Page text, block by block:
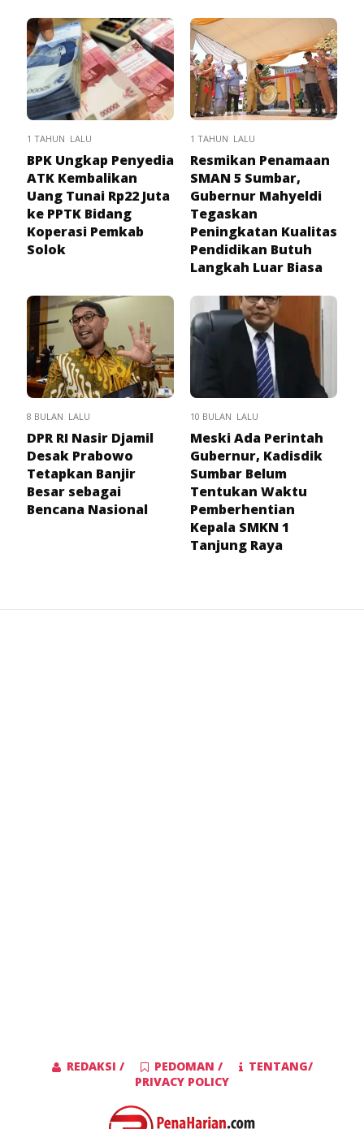
1 TAHUN LALU
BPK Ungkap Penyedia
ATK Kembalikan
Uang Tunai Rp22 Juta
ke PPTK Bidang
Koperasi Pemkab
Solok
1 TAHUN LALU
Resmikan Penamaan
SMAN 5 Sumbar,
Gubernur Mahyeldi
Tegaskan
Peningkatan Kualitas
Pendidikan Butuh
Langkah Luar Biasa
8 BULAN LALU
DPR RI Nasir Djamil
Desak Prabowo
Tetapkan Banjir
Besar sebagai
Bencana Nasional
10 BULAN LALU
Meski Ada Perintah
Gubernur, Kadisdik
Sumbar Belum
Tentukan Waktu
Pemberhentian
Kepala SMKN 1
Tanjung Raya
REDAKSI / PEDOMAN /
TENTANG/
PRIVACY POLICY